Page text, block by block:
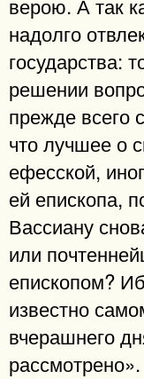
надолго
государства:
решении
прежде всего
что лучшее о
ефесской,
ей епископа,
Вассиану
или
епископом?
известно
вчерашнего
рассмотрено».